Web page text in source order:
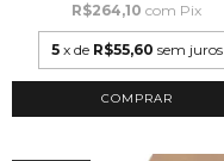
R$264,10 com Pix
5 x de R$55,60 sem juros
COMPRAR